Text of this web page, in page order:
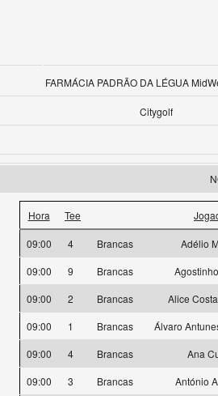
FARMÁCIA PADRÃO DA LÉGUA
Citygolf
Hora Tee
09:00 4 Brancas
Adélio
09:00
9 Brancas
09:00
2 Brancas
Alice
09:00
1 Brancas
Álvaro
09:00
4 Brancas
Ana
09:00
3 Brancas
António